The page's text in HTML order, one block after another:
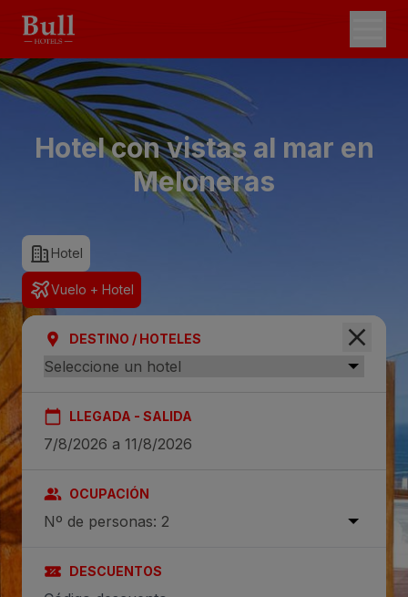
Hotel con vistas al mar en
Meloneras
Hotel
Vuelo + Hotel
DESTINO / HOTELES
LLEGADA - SALIDA
OCUPACIÓN
Nº de personas: 2
DESCUENTOS